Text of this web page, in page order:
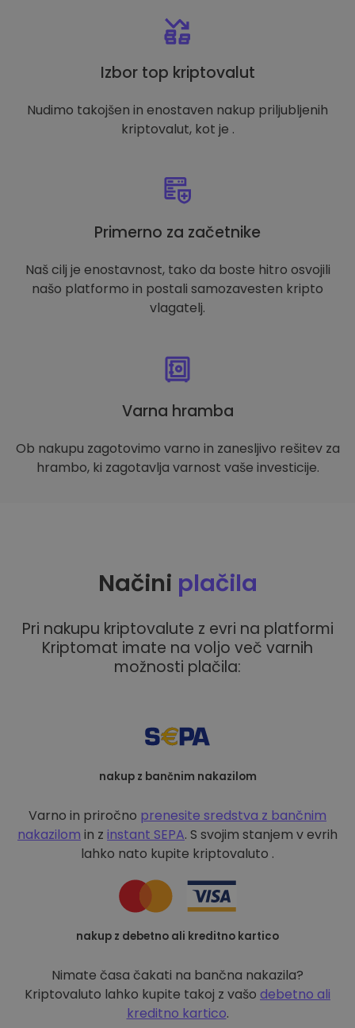
Izbor top kriptovalut
Nudimo takojšen in enostaven nakup priljubljenih
kriptovalut, kot je .
Primerno za začetnike
Naš cilj je enostavnost, tako da boste hitro osvojili
našo platformo in postali samozavesten kripto
vlagatelj.
Varna hramba
Ob nakupu zagotovimo varno in zanesljivo rešitev za
hrambo, ki zagotavlja varnost vaše investicije.
Načini plačila
Pri nakupu kriptovalute z evri na platformi
Kriptomat imate na voljo več varnih
možnosti plačila:
nakup z bančnim nakazilom
Varno in priročno prenesite sredstva z bančnim
nakazilom in z instant SEPA. S svojim stanjem v evrih
lahko nato kupite kriptovaluto .
nakup z debetno ali kreditno kartico
Nimate časa čakati na bančna nakazila?
Kriptovaluto lahko kupite takoj z vašo debetno ali
kreditno kartico.